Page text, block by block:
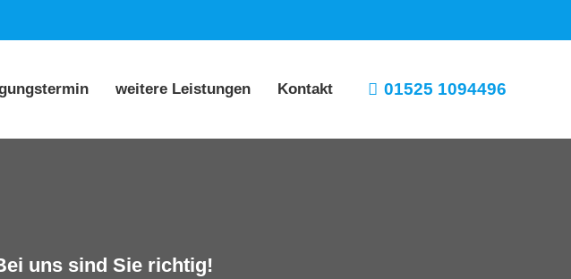
weitere Leistungen Kontakt 01525 1094496
uns sind Sie richtig!